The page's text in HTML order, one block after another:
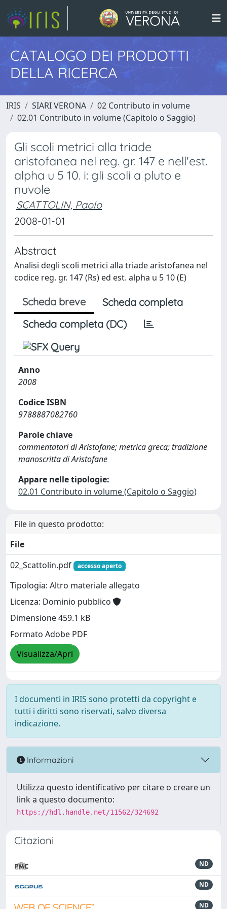
CATALOGO DEI PRODOTTI
DELLA RICERCA
IRIS SIARI VERONA
02 Contributo in volume
02.01 Contributo in volume (Capitolo o Saggio)
Gli scoli metrici alla triade
aristofanea nel reg. gr. 147 e nell'est.
alpha u 5 10. i: gli scoli a pluto e
nuvole
SCATTOLIN, Paolo
2008-01-01
Abstract
Analisi degli scoli metrici alla triade aristofanea nel
codice reg. gr. 147 (Rs) ed est. alpha u 5 10 (E)
Scheda breve
Scheda completa
Scheda completa (DC)
Anno
2008
Codice ISBN
9788887082760
Parole chiave
commentatori di Aristofane; metrica greca; tradizione
manoscritta di Aristofane
Appare nelle tipologie:
02.01 Contributo in volume (Capitolo o Saggio)
File in questo prodotto:
File
02_Scattolin.pdf
accesso aperto
Tipologia: Altro materiale allegato
Licenza: Dominio pubblico
Dimensione 459.1 kB
Formato Adobe PDF
Visualizza/Apri
I documenti in IRIS sono protetti da copyright e
tutti i diritti sono riservati, salvo diversa
indicazione.
Informazioni
Utilizza questo identificativo per citare o creare un
link a questo documento:
https://hdl.handle.net/11562/324692
Citazioni
ND
ND
ND